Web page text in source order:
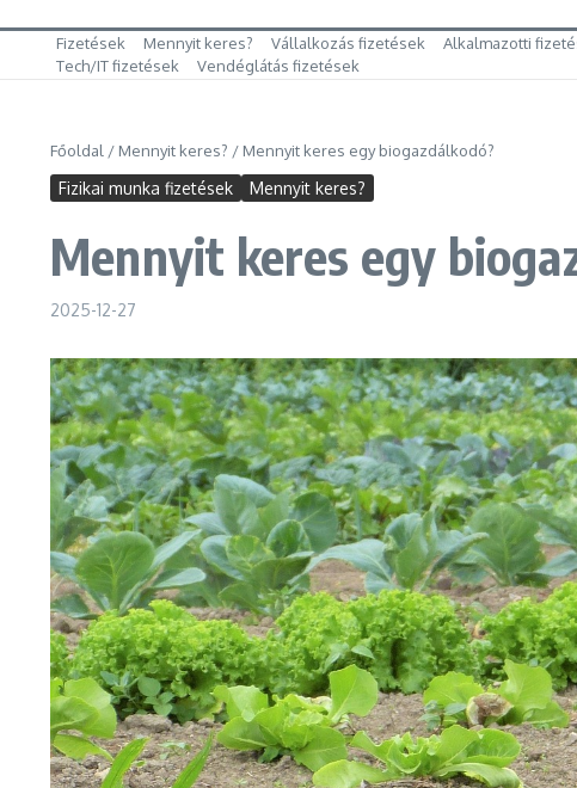
Fizetések Mennyit keres? Vállalkozás fizetések Alkalmazotti
Tech/IT fizetések
Vendéglátás fizetések
Főoldal / Mennyit keres? / Mennyit keres egy biogazdálkodó?
Fizikai munka fizetések Mennyit keres?
Mennyit keres egy
2025-12-27